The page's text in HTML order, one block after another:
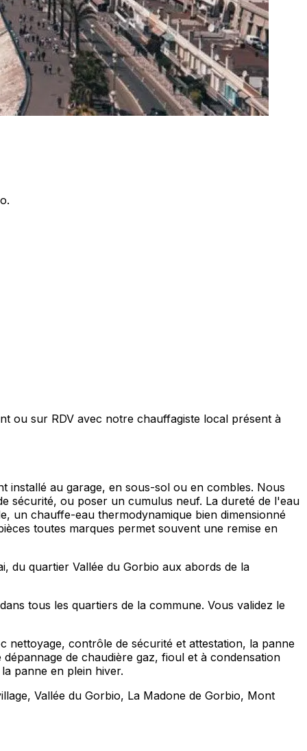
ou sur RDV avec notre chauffagiste local présent à
installé au garage, en sous-sol ou en combles. Nous
sécurité, ou poser un cumulus neuf. La dureté de l'eau
un chauffe-eau thermodynamique bien dimensionné
toutes marques permet souvent une remise en
du quartier Vallée du Gorbio aux abords de la
tous les quartiers de la commune. Vous validez le
nettoyage, contrôle de sécurité et attestation, la panne
de chaudière gaz, fioul et à condensation
panne en plein hiver.
Vallée du Gorbio, La Madone de Gorbio, Mont